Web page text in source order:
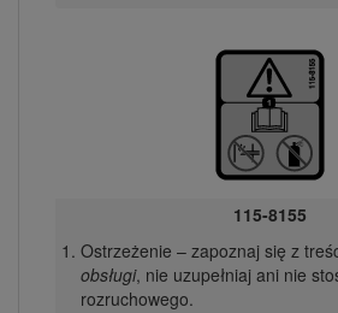
115-8155
Ostrzeżenie – zapoznaj się z
obsługi, nie uzupełniaj ani nie
rozruchowego.